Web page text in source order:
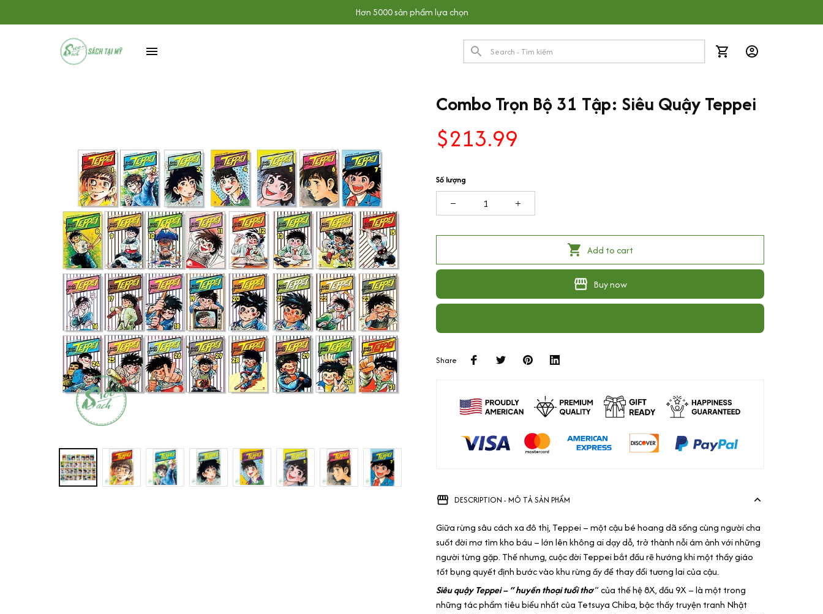
Hơn 5000 sản phẩm lựa chọn
Combo Trọn Bộ 31 Tập: Siêu Quậy Teppei
$213.99
Số lượng
Add to cart
Buy now
Share
DESCRIPTION - MÔ TẢ SẢN PHẨM
Giữa rừng sâu cách xa đô thị, Teppei – một cậu bé hoang dã sống cùng người cha
suốt đời mơ tìm kho báu – lớn lên không ai dạy dỗ, trở thành nỗi ám ảnh với những
người từng gặp. Thế nhưng, cuộc đời Teppei bắt đầu rẽ hướng khi một thầy giáo
tốt bụng quyết định bước vào khu rừng ấy để thay đổi tương lai của cậu.
Siêu quậy Teppei – “ huyền thoại tuổi thơ” của thế hệ 8X, đầu 9X – là một trong
những tác phẩm tiêu biểu nhất của Tetsuya Chiba, bậc thầy truyện tranh Nhật